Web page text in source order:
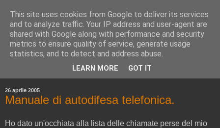
26 aprile 2005
Manuale di autodifesa telefonica.
Ho dato un'occhiata alla lista delle chiamate perse del mio
This site uses cookies from Google to deliver its services
and to analyze traffic. Your IP address and user-agent are
shared with Google along with performance and security
metrics to ensure quality of service, generate usage
statistics, and to detect and address abuse.
LEARN MORE GOT IT